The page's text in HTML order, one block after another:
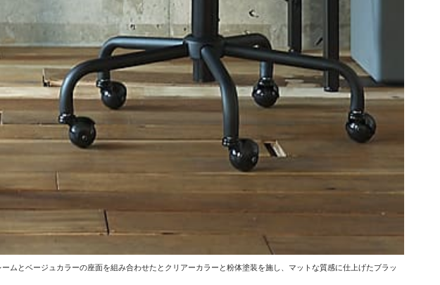
とベージュカラーの座面を組み合わせたとクリアーカラーと粉体塗装を施し、マットな質感に仕上げたブラッ